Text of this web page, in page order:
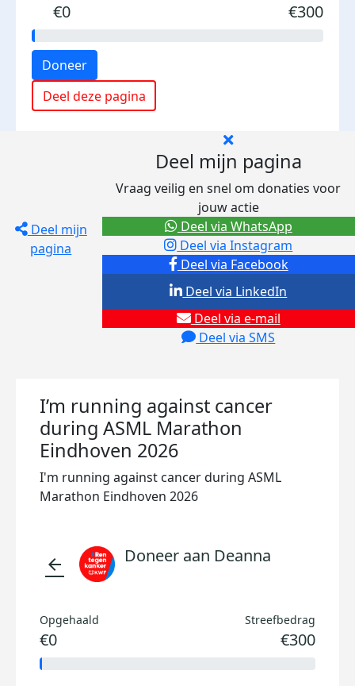
€0 €300
Doneer
Deel deze pagina
Deel mijn
pagina
Deel mijn pagina
Vraag veilig en snel om donaties voor
jouw actie
Deel via Facebook
Deel via Instagram
Deel via e-mail
Deel via SMS
Deel via LinkedIn
Deel via WhatsApp
I’m running against cancer
during ASML Marathon
Eindhoven 2026
I'm running against cancer during ASML
Marathon Eindhoven 2026
arrow_back Doneer aan Deanna
Opgehaald
€0
Streefbedrag
€300